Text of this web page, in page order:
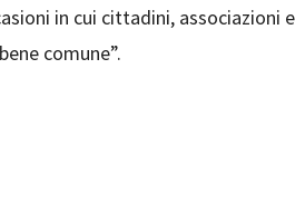
in cui cittadini, associazioni
comune”.